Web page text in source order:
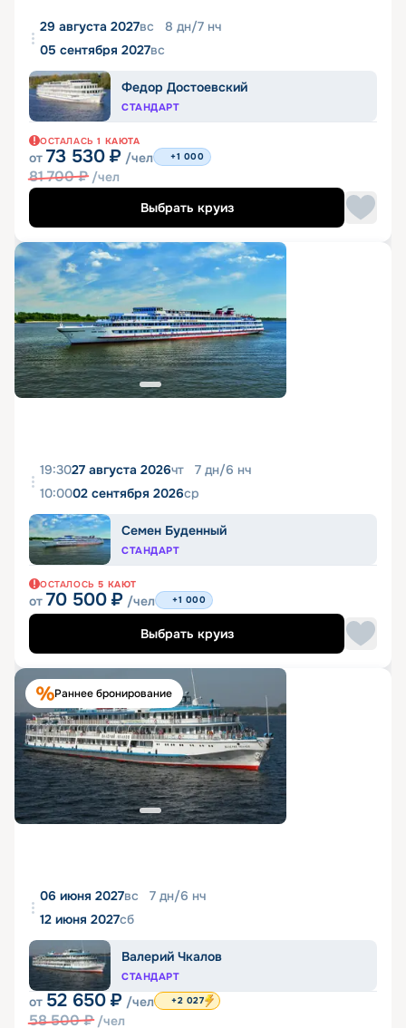
29 августа 2027вс 8 дн/7 нч
05 сентября 2027вс
Федор Достоевский
СТАНДАРТ
ОСТАЛАСЬ 1 КАЮТА
от 73 530 ₽ /чел
81 700₽ /чел
+1 000
Выбрать круиз
19:3027 августа 2026чт 7 дн/6 нч
10:0002 сентября 2026ср
Семен Буденный
СТАНДАРТ
ОСТАЛОСЬ 5 КАЮТ
от 70 500 ₽ /чел +1 000
Выбрать круиз
Раннее бронирование
06 июня 2027вс 7 дн/6 нч
12 июня 2027сб
Валерий Чкалов
СТАНДАРТ
от 52 650 ₽ /чел
58 500₽ /чел
+2 027